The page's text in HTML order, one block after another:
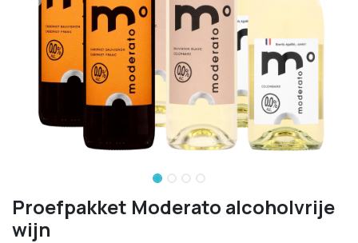
Proefpakket Moderato alcoholvrije
wijn